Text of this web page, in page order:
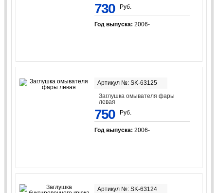
730 Руб.
Год выпуска: 2006-
Артикул №: SK-63125
Заглушка омывателя фары
левая
750 Руб.
Год выпуска: 2006-
Артикул №: SK-63124